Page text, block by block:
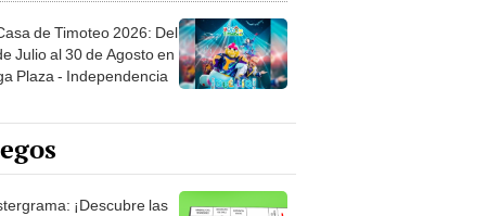
de Timoteo 2026: Del
Julio al 30 de Agosto en
Plaza - Independencia
¡Descubre las